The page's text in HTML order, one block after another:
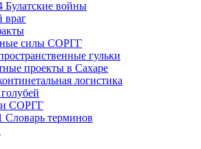
Булатские войны
враг
силы СОРГГ
гульки
проекты в Сахаре
логистика
СОРГГ
Словарь терминов